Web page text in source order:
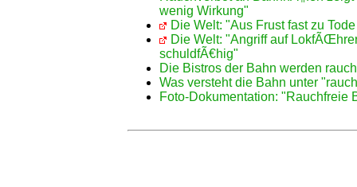
wenig Wirkung"
Die Welt: "Aus Frust fast zu
Die Welt: "Angriff auf
schuldfÃ€hig"
Die Bistros der Bahn werden
Was versteht die Bahn unter
Foto-Dokumentation: "Rauchfreie